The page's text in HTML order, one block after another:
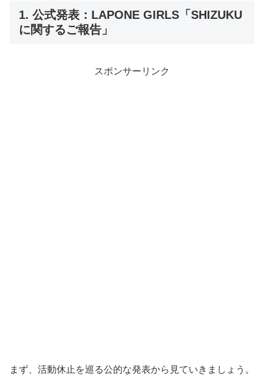
1. 公式発表：LAPONE GIRLS「SHIZUKU
に関するご報告」
スポンサーリンク
まず、活動休止を巡る公的な発表から見ていきましょう。